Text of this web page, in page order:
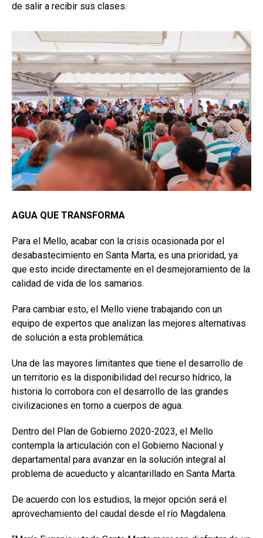
de salir a recibir sus clases.
AGUA QUE TRANSFORMA
Para el Mello, acabar con la crisis ocasionada por el
desabastecimiento en Santa Marta, es una prioridad, ya
que esto incide directamente en el desmejoramiento de la
calidad de vida de los samarios.
Para cambiar esto, el Mello viene trabajando con un
equipo de expertos que analizan las mejores alternativas
de solución a esta problemática.
Una de las mayores limitantes que tiene el desarrollo de
un territorio es la disponibilidad del recurso hídrico, la
historia lo corrobora con el desarrollo de las grandes
civilizaciones en torno a cuerpos de agua.
Dentro del Plan de Gobierno 2020-2023, el Mello
contempla la articulación con el Gobierno Nacional y
departamental para avanzar en la solución integral al
problema de acueducto y alcantarillado en Santa Marta.
De acuerdo con los estudios, la mejor opción será el
aprovechamiento del caudal desde el río Magdalena.